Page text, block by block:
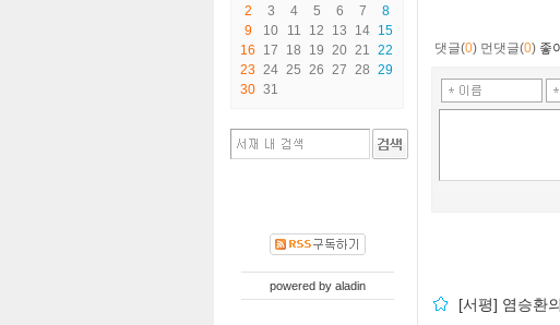
2
3 4 5 6 7
8
9
10 11 12 13 14 15
16
17 18 19 20 21
22
23 24 25 26 27 28 29
30 31
powered by aladin
댓글(0) 먼댓글(0) 좋
[서평] 염승환